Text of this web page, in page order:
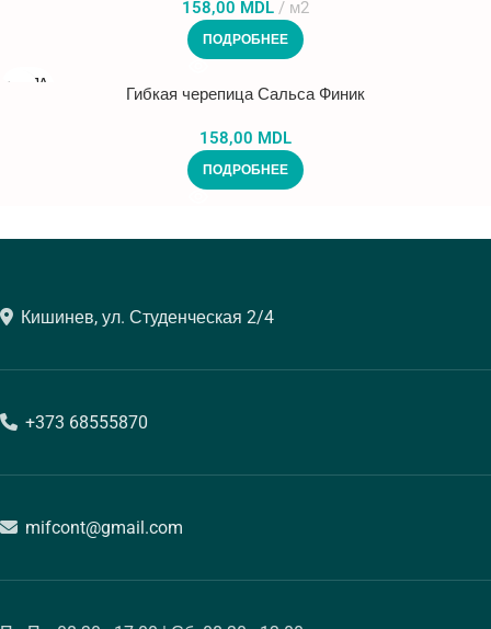
158,00 MDL м2
ПОДРОБНЕЕ
ПРОДА
Гибкая черепица Сальса Финик
158,00 MDL
ПОДРОБНЕЕ
Кишинев, ул. Студенческая 2/4
+373 68555870
mifcont@gmail.com